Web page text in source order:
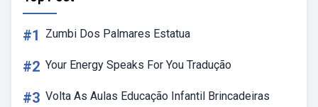
#1 Zumbi Dos Palmares Estatua
#2 Your Energy Speaks For You Tradução
#3 Volta As Aulas Educação Infantil Brincadeiras